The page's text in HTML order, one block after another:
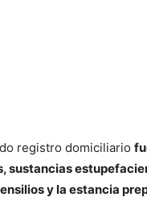
registro domiciliario
sustancias
y la estancia